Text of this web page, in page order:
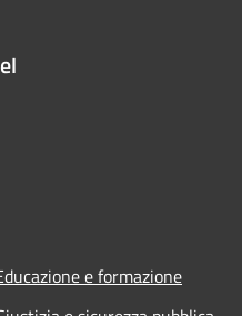
e formazione